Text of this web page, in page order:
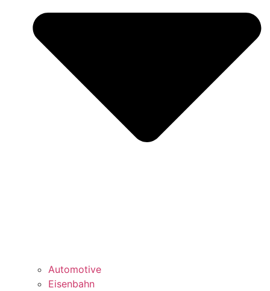
Automotive
Eisenbahn